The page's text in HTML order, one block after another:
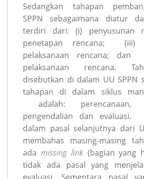
Sedangkan tahapan
SPPN sebagaimana diatur
terdiri dari: (i) penyusunan
penetapan rencana; (iii)
pelaksanaan rencana; dan
pelaksanaan rencana.
disebutkan di dalam UU SPPN
tahapan di dalam siklus
adalah: perencanaan,
pengendalian dan evaluasi.
dalam pasal selanjutnya dari
membahas masing-masing
ada missing link (bagian yang
tidak ada pasal yang
evaluasi. Sementara pasal